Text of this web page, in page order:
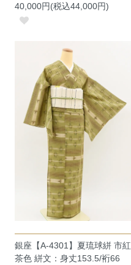
40,000円(税込44,000円)
銀座【A-4301】夏琉球絣 市紅
茶色 絣文：身丈153.5/裄66